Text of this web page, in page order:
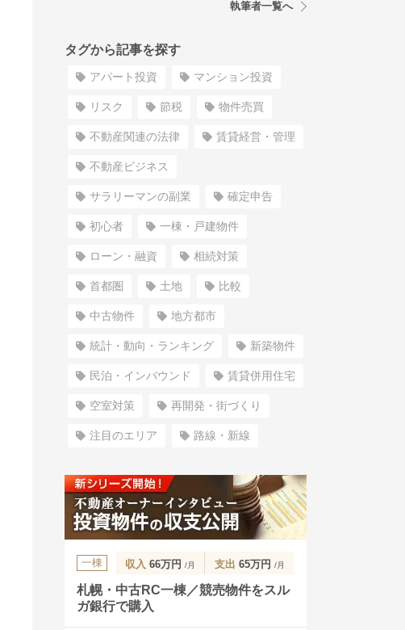
執筆者一覧へ
タグから記事を探す
アパート投資 マンション投資
リスク 節税 物件売買
不動産関連の法律 賃貸経営・管理
不動産ビジネス
サラリーマンの副業 確定申告
初心者 一棟・戸建物件
ローン・融資 相続対策
首都圏 土地 比較
中古物件 地方都市
統計・動向・ランキング 新築物件
民泊・インバウンド 賃貸併用住宅
空室対策 再開発・街づくり
注目のエリア 路線・新線
一棟 収入 66万円 /月 支出 65万円 /月
札幌・中古RC一棟／競売物件をスル
ガ銀行で購入